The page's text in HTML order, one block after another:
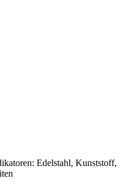
Edelstahl, Kunststoff,